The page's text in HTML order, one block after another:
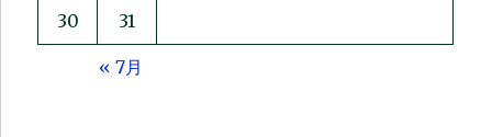
30 31
« 7月